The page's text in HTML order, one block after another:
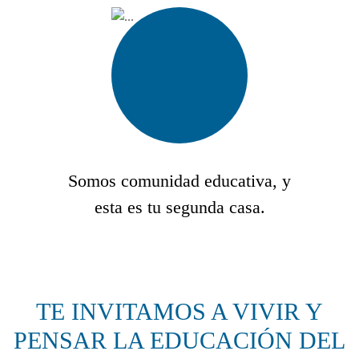
Somos comunidad educativa, y
esta es tu segunda casa.
TE INVITAMOS A VIVIR Y
PENSAR LA EDUCACIÓN DEL